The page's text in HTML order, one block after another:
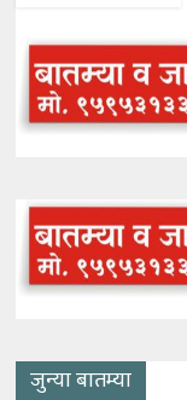
जुन्या बातम्या